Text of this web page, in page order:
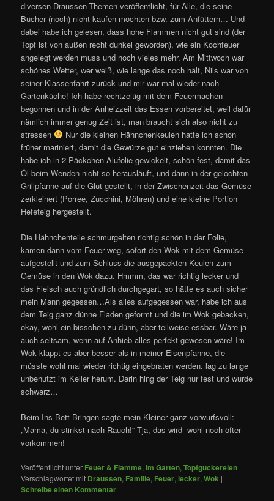
diversen Draussen-Themen veröffentlicht, für Alle, die seine
Bücher (noch) nicht kaufen möchten bzw. zum Anfüttern… Und
dabei habe ich gelesen, dass hohe Flammen nicht gut sind (der
Topf ist von außen recht dunkel geworden), wie ein Kochfeuer
angelegt werden muss und noch vieles mehr. Am Mittwoch war
schönes Wetter, wer weiß, wie lange das noch hält, Nils war von
seiner Klassenfahrt zurück und mir war mal wieder nach
Gartenküche! Ich habe rechtzeitig mit dem Feuermachen
begonnen und in der Anheizzeit das Essen vorbereitet, weil dafür
nämlich immer genug Zeit ist, man braucht sich also nicht zu
stressen
Nur die kleinen Hähnchenkeulen hatte ich schon
früher mariniert, damit die Gewürze gut einziehen konnten. Die
habe ich in 2 Päckchen Alufolie gewickelt, schön fest, damit das
Öl beim Wenden nicht so herausläuft, und dann in der gelochten
Grillpfanne auf die Glut gestellt, in der Zwischenzeit das Gemüse
zerkleinert (Porree, Zucchini, Möhren) und eine kleine Portion
Hefeteig hergestellt.
Die Hähnchenteile schmurgelten richtig schön in der Folie,
kamen dann vom Feuer weg, sofort den Wok mit dem Gemüse
aufgestellt und zum Schluss die ausgepackten Keulen zum
Gemüse in den Wok dazu. Hmmm, das war richtig lecker und
das Fleisch auch gründlich durchgegart, so hätte es auch sicher
mein Mann gegessen…Als alles aufgegessen war, habe ich aus
dem Teig ganz dünne Fladen geformt und die im Wok gebacken,
okay, wohl ein bisschen zu dünn, aber teilweise essbar. Wäre ja
auch seltsam, wenn auf Anhieb alles perfekt gewesen wäre! Im
Wok klappt es aber besser als in meiner Eisenpfanne, die
müsste wohl mal wieder richtig eingebraten werden. lag zu lange
unbenutzt im Keller herum. Darin hing der Teig nur fest und wurde
schwarz…
Beim Ins-Bett-Bringen sagte mein Kleiner ganz vorwurfsvoll:
„Mama, du stinkst nach Rauch!“ Tja, das wird wohl noch öfter
vorkommen!
Veröffentlicht unter Feuer & Flamme,Im Garten,Topfguckereien |
Verschlagwortet mit Draussen, Familie, Feuer,lecker,Wok |
Schreibe einen Kommentar